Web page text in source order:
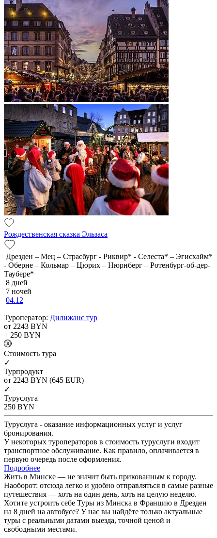
Рождественская сказка Эльзаса
Дрезден – Мец – Страсбург - Риквир* - Селеста* – Эгисхайм*
- Оберне – Кольмар – Цюрих – Нюрнберг – Ротенбург-об-дер-
Таубере*
8 дней
7 ночей
04.12
Туроператор: Дилижанс тур
от 2243 BYN
+ 250 BYN
Cтоимость тура
✓
Турпродукт
от 2243 BYN (645 EUR)
✓
Туруслуга
250 BYN
Туруслуга - оказание информационных услуг и услуг
бронирования.
У некоторых туроператоров в стоимость туруслуги входит
транспортное обслуживание. Как правило, оплачивается в
первую очередь после оформления.
Подробнее
Жить в Минске — не значит быть прикованным к городу.
Наоборот: отсюда легко и удобно отправляться в самые разные
путешествия — хоть на один день, хоть на целую неделю.
Хотите устроить себе Туры из Минска в Францию в Дрезден
на 8 дней на автобусе? У нас вы найдёте только актуальные
туры с реальными датами выезда, точной ценой и
свободными местами.